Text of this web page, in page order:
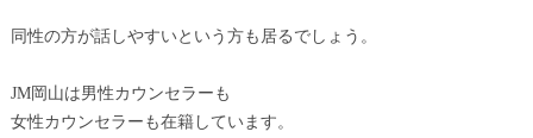
同性の方が話しやすいという方も居るでしょう。
JM岡山は男性カウンセラーも
女性カウンセラーも在籍しています。